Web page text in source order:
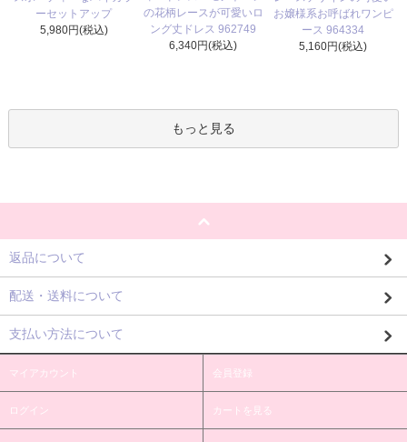
ーセットアップ
5,980円(税込)
の花柄レースが可愛いロ
ング丈ドレス 962749
6,340円(税込)
お嬢様系お呼ばれワンピ
ース 964334
5,160円(税込)
もっと見る
返品について
配送・送料について
支払い方法について
マイアカウント 会員登録
ログイン カートを見る